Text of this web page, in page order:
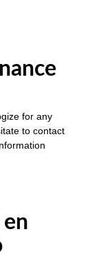
for any
to contact
en